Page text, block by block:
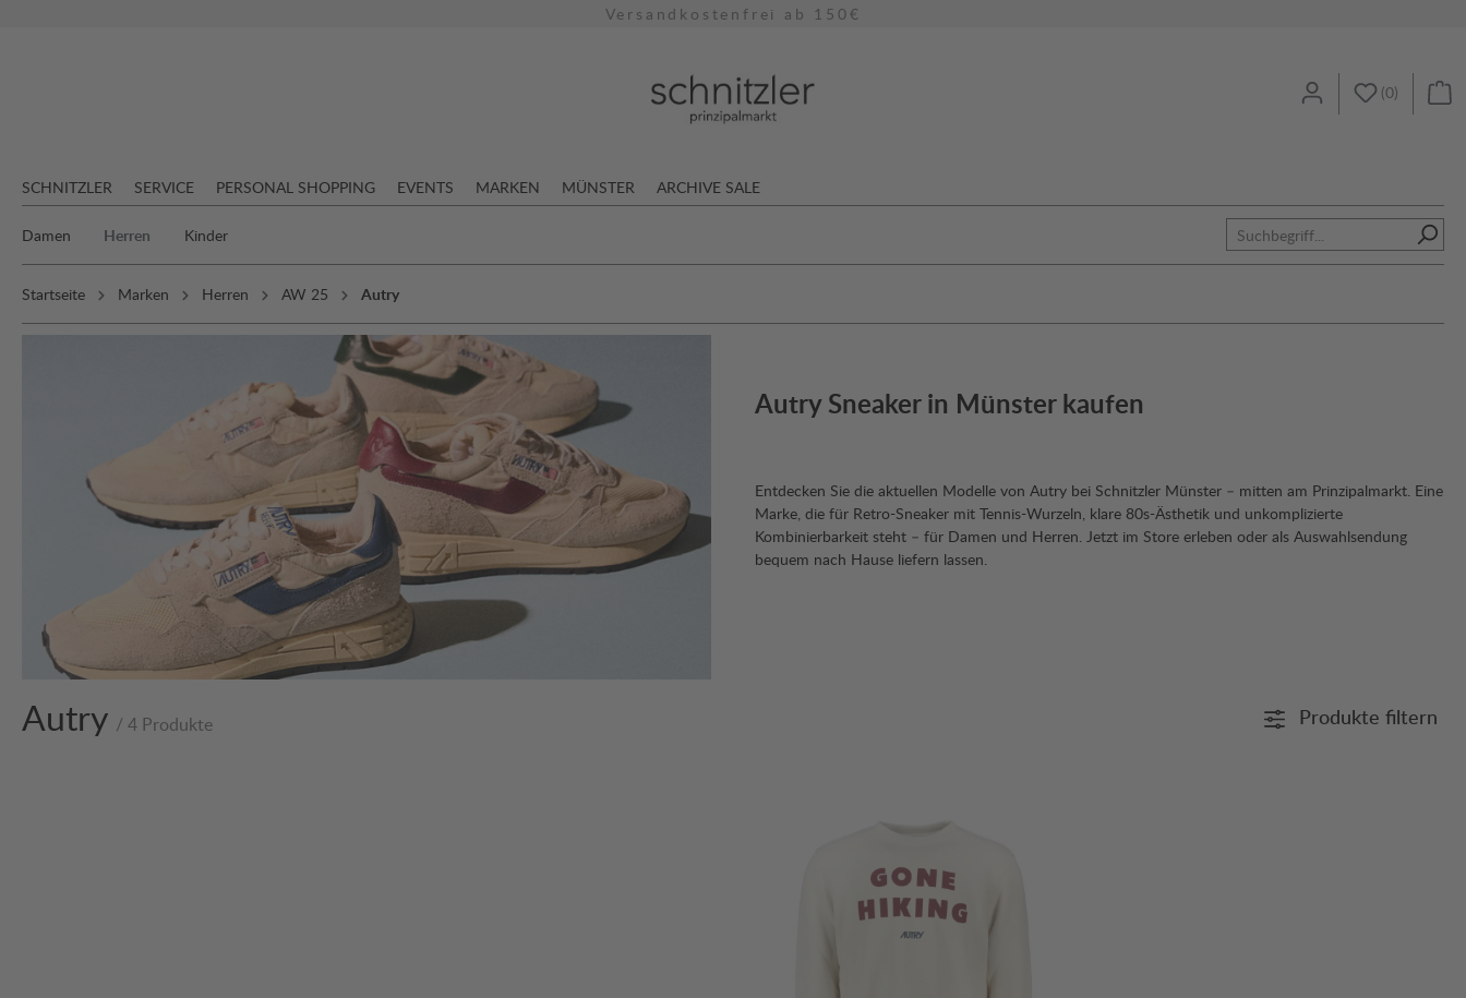
Versandkostenfrei ab 150€
(0)
SCHNITZLER SERVICE PERSONAL SHOPPING EVENTS MARKEN MÜNSTER ARCHIVE SALE
Damen Herren Kinder
Startseite Marken Herren AW 25 Autry
Autry Sneaker in Münster kaufen
Entdecken Sie die aktuellen Modelle von Autry bei Schnitzler Münster – mitten am Prinzipalmarkt. Eine
Marke, die für Retro-Sneaker mit Tennis-Wurzeln, klare 80s-Ästhetik und unkomplizierte
Kombinierbarkeit steht – für Damen und Herren. Jetzt im Store erleben oder als Auswahlsendung
bequem nach Hause liefern lassen.
Autry / 4 Produkte Produkte filtern